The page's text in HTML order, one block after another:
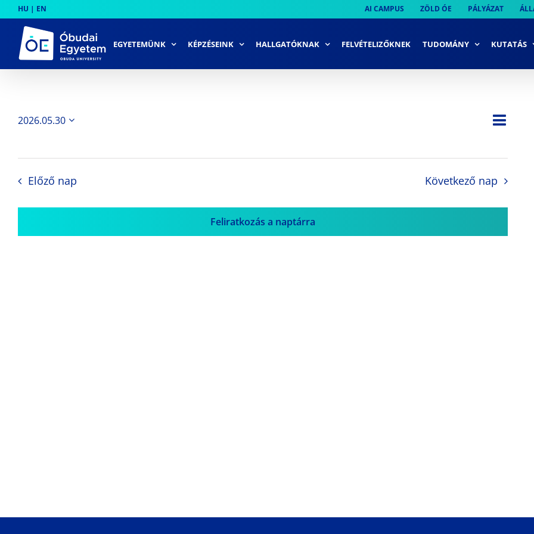
to
content
HU | EN AI CAMPUS ZÖLD ÓE PÁLYÁZAT
EGYETEMÜNK KÉPZÉSEINK HALLGATÓKNAK FELVÉTELIZŐKNEK TUDOMÁNY KUTATÁS
Nap
2026.05.30
Előző nap Következő nap
Feliratkozás a naptárra